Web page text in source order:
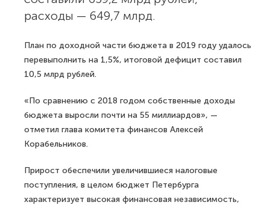
расходы — 649,7 млрд.
План по доходной части бюджета в 2019 году удалось
перевыполнить на 1,5%, итоговой дефицит составил
10,5 млрд рублей.
«По сравнению с 2018 годом собственные доходы
бюджета выросли почти на 55 миллиардов», —
отметил глава комитета финансов Алексей
Корабельников.
Прирост обеспечили увеличившиеся налоговые
поступления, в целом бюджет Петербурга
характеризует высокая финансовая независимость,